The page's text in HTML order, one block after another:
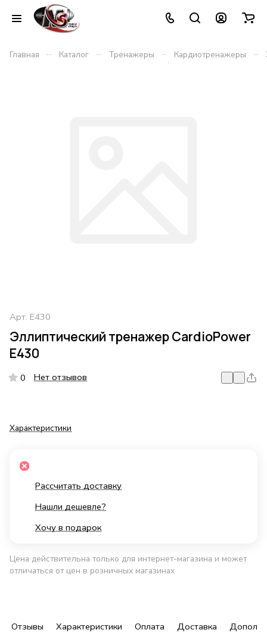
Главная – Каталог – Тренажеры – Кардиотренажеры –
Арт. E430
Эллиптический тренажер CardioPower
E430
0 Нет отзывов
Характеристики
Рассчитать доставку
Нашли дешевле?
Хочу в подарок
Цена действительна только для интернет-магазина и может
отличаться от цен в розничных магазинах
Отзывы Характеристики Оплата Доставка